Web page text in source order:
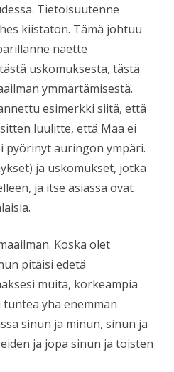
Tietoisuutenne
kiistaton. Tämä johtuu
näette
uskomuksesta, tästä
ymmärtämisestä.
esimerkki siitä, että
luulitte, että Maa ei
pyörinyt auringon ympäri.
ja uskomukset, jotka
ja itse asiassa ovat
Koska olet
pitäisi edetä
muita, korkeampia
yhä enemmän
sinun ja minun, sinun ja
ja jopa sinun ja toisten